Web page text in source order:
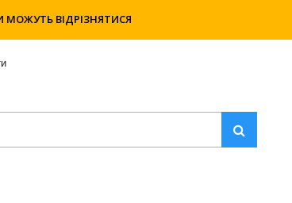
МОЖУТЬ ВІДРІЗНЯТИСЯ